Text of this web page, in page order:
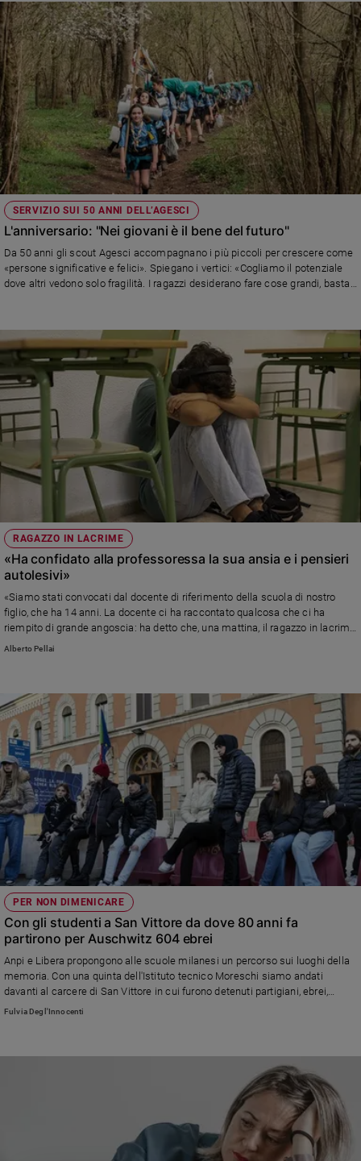
SERVIZIO SUI 50 ANNI DELL’AGESCI
L'anniversario: "Nei giovani è il bene del futuro"
Da 50 anni gli scout Agesci accompagnano i più piccoli per crescere come
«persone significative e felici». Spiegano i vertici: «Cogliamo il potenziale
dove altri vedono solo fragilità. I ragazzi desiderano fare cose grandi, basta
RAGAZZO IN LACRIME
«Ha confidato alla professoressa la sua ansia e i pensieri
autolesivi»
«Siamo stati convocati dal docente di riferimento della scuola di nostro
figlio, che ha 14 anni. La docente ci ha raccontato qualcosa che ci ha
riempito di grande angoscia: ha detto che, una mattina, il ragazzo in lacrime
le ha rivelato di sentirsi molto confuso e pieno di ansia» Leggi la riposta
Alberto Pellai
PER NON DIMENICARE
Con gli studenti a San Vittore da dove 80 anni fa
partirono per Auschwitz 604 ebrei
Anpi e Libera propongono alle scuole milanesi un percorso sui luoghi della
memoria. Con una quinta dell'Istituto tecnico Moreschi siamo andati
davanti al carcere di San Vittore in cui furono detenuti partigiani, ebrei,
operai che scioperavano, dissidenti poltici. Tra questi anche Liliana Segre
Fulvia Degl'Innocenti